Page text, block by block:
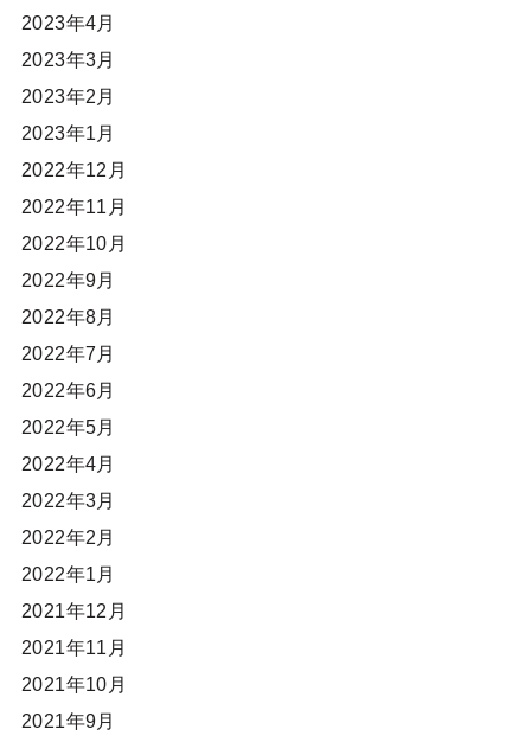
2023年4月
2023年3月
2023年2月
2023年1月
2022年12月
2022年11月
2022年10月
2022年9月
2022年8月
2022年7月
2022年6月
2022年5月
2022年4月
2022年3月
2022年2月
2022年1月
2021年12月
2021年11月
2021年10月
2021年9月